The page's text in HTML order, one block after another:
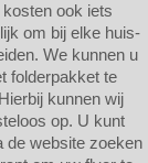
ook iets
om bij elke huis-
We kunnen u
folderpakket te
kunnen wij
op. U kunt
de website zoeken